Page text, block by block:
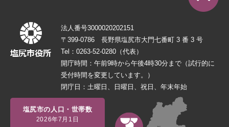
法人番号3000020202151
〒399-0786 長野県塩尻市大門七番町 3 番 3 号
Tel：0263-52-0280（代表）
開庁時間：午前9時から午後4時30分まで（試行的に
受付時間を変更しています。）
閉庁日：土曜日、日曜日、祝日、年末年始
塩尻市の人口・世帯数
2026年7月1日